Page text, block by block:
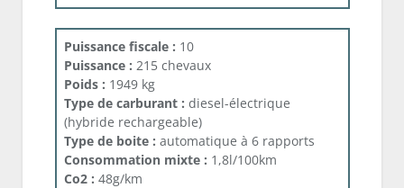
Puissance fiscale : 10
Puissance : 215 chevaux
Poids : 1949 kg
Type de carburant : diesel-électrique
(hybride rechargeable)
Type de boite : automatique à 6 rapports
Consommation mixte : 1,8l/100km
Co2 : 48g/km